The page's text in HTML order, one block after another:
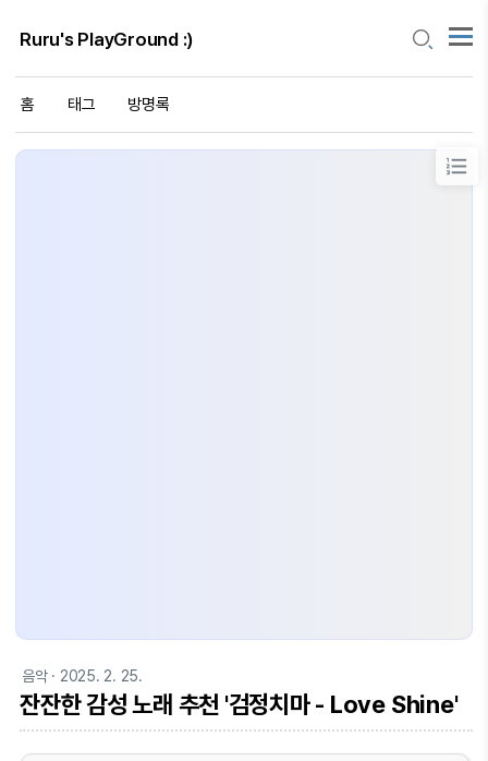
Ruru's PlayGround :)
홈 태그 방명록
음악· 2025. 2. 25.
잔잔한 감성 노래 추천 '검정치마 - Love Shine'